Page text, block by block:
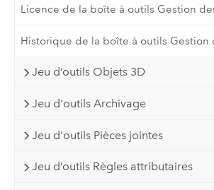
Licence de la boîte à outils Gestion
Historique de la boîte à outils Gestion
Jeu d’outils Objets 3D
Jeu d'outils Archivage
Jeu d'outils Pièces jointes
Jeu d’outils Règles attributaires